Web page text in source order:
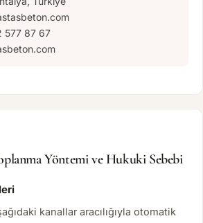
577 87 67
Yöntemi ve Hukuki Sebebi
kanallar aracılığıyla otomatik